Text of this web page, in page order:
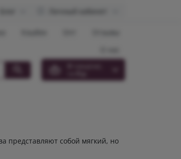
представляют собой мягкий, но